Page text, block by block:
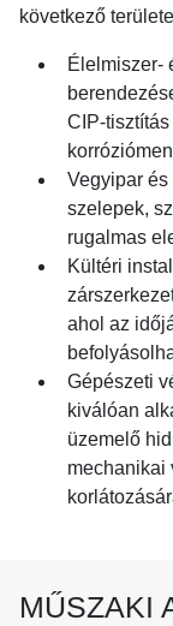
következő
Élelmiszer-
CIP-
Vegyipar és
szelepek,
rugalmas
Kültéri
ahol az
Gépészeti
kiválóan
üzemelő
mechanikai
MŰSZAKI